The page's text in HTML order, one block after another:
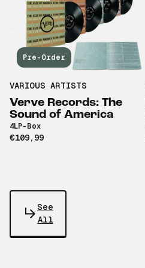
Pre-Order
VARIOUS ARTISTS
Verve Records: The
Sound of America
4LP-Box
€109,99
See
All